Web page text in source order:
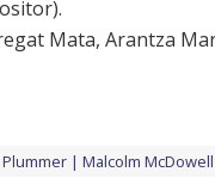
Mata, Arantza
Malcolm McDowell